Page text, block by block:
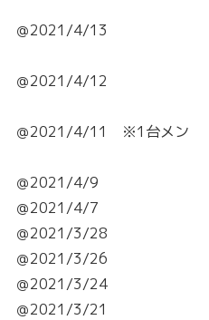
＠2021/4/13
＠2021/4/12
＠2021/4/11 ※1台メン
＠2021/4/9
＠2021/4/7
＠2021/3/28
＠2021/3/26
＠2021/3/24
＠2021/3/21